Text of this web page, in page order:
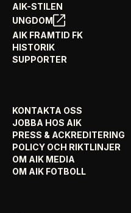
AIK-STILEN
UNGDOM
AIK FRAMTID FK
HISTORIK
SUPPORTER
KONTAKTA OSS
JOBBA HOS AIK
PRESS & ACKREDITERING
POLICY OCH RIKTLINJER
OM AIK MEDIA
OM AIK FOTBOLL